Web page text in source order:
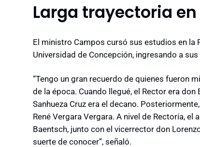
Larga trayectoria en
El ministro Campos cursó sus estudios en la
Universidad de Concepción, ingresando a
“Tengo un gran recuerdo de quienes fueron
de la época. Cuando llegué, el Rector era
Sanhueza Cruz era el decano.
René Vergara Vergara. A nivel de Rectoría,
Baentsch, junto con el vicerrector don
suerte de conocer”, señaló.